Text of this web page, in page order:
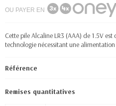
OU PAYER EN
Cette pile Alcaline LR3 (AAA) de 1.5V
technologie nécessitant une
Référence
Remises quantitatives